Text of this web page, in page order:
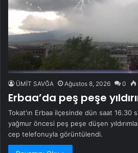
ÜMİT SAVĞA Ağustos 8, 2026 0
Erbaa’da peş peşe
Tokat'ın Erbaa ilçesinde dün saat 16.30
yağmur öncesi peş peşe düşen
cep telefonuyla görüntülendi.